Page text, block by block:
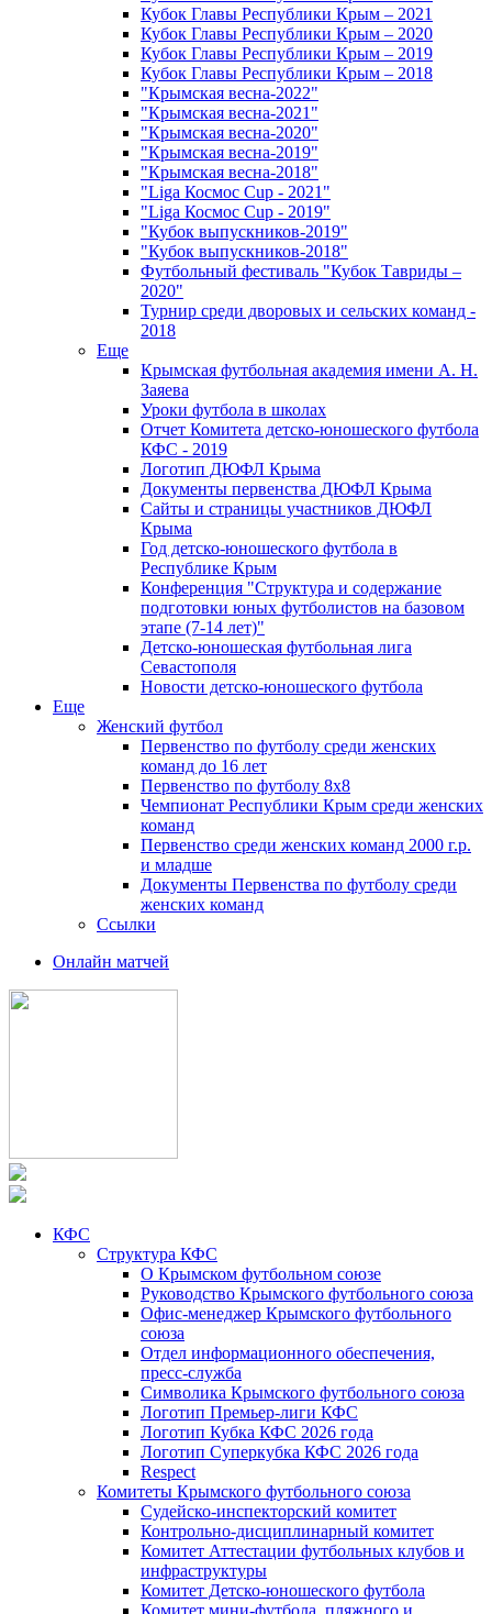
Кубок Главы Республики Крым – 2021
Кубок Главы Республики Крым – 2020
Кубок Главы Республики Крым – 2019
Кубок Главы Республики Крым – 2018
"Крымская весна-2022"
"Крымская весна-2021"
"Крымская весна-2020"
"Крымская весна-2019"
"Крымская весна-2018"
"Liga Космос Cup - 2021"
"Liga Космос Cup - 2019"
"Кубок выпускников-2019"
"Кубок выпускников-2018"
Футбольный фестиваль "Кубок Тавриды –
2020"
Турнир среди дворовых и сельских команд -
2018
Еще
Крымская футбольная академия имени А. Н.
Заяева
Уроки футбола в школах
Отчет Комитета детско-юношеского футбола
КФС - 2019
Логотип ДЮФЛ Крыма
Документы первенства ДЮФЛ Крыма
Сайты и страницы участников ДЮФЛ
Крыма
Год детско-юношеского футбола в
Республике Крым
Конференция "Структура и содержание
подготовки юных футболистов на базовом
этапе (7-14 лет)"
Детско-юношеская футбольная лига
Севастополя
Новости детско-юношеского футбола
Еще
Женский футбол
Первенство по футболу среди женских
команд до 16 лет
Первенство по футболу 8х8
Чемпионат Республики Крым среди женских
команд
Первенство среди женских команд 2000 г.р.
и младше
Документы Первенства по футболу среди
женских команд
Ссылки
Онлайн матчей
КФС
Структура КФС
О Крымском футбольном союзе
Руководство Крымского футбольного союза
Офис-менеджер Крымского футбольного
союза
Отдел информационного обеспечения,
пресс-служба
Символика Крымского футбольного союза
Логотип Премьер-лиги КФС
Логотип Кубка КФС 2026 года
Логотип Суперкубка КФС 2026 года
Respect
Комитеты Крымского футбольного союза
Судейско-инспекторский комитет
Контрольно-дисциплинарный комитет
Комитет Аттестации футбольных клубов и
инфраструктуры
Комитет Детско-юношеского футбола
Комитет мини-футбола, пляжного и